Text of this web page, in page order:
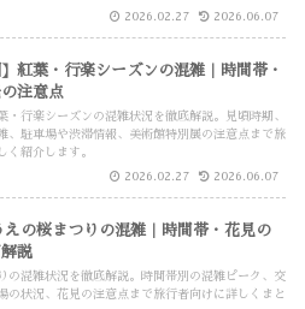
2026.02.27 2026.06.07
】紅葉・行楽シーズンの混雑｜時間帯・
注意点
・行楽シーズンの混雑状況を徹底解説。見頃時期、
、駐車場や渋滞情報、美術館特別展の注意点まで旅
く紹介します。
2026.02.27 2026.06.07
えの桜まつりの混雑｜時間帯・花見の
説
の混雑状況を徹底解説。時間帯別の混雑ピーク、交
の状況、花見の注意点まで旅行者向けに詳しくまと